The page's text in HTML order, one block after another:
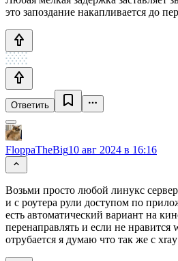
это запоздание накапливается до
Ответить
FloppaTheBig10 авг 2024 в 16:16
Возьми просто любой линукс
и с роутера рули доступом по
есть автоматический вариант на
перенаправлять и если не нравится
отрубается я думаю что так же с